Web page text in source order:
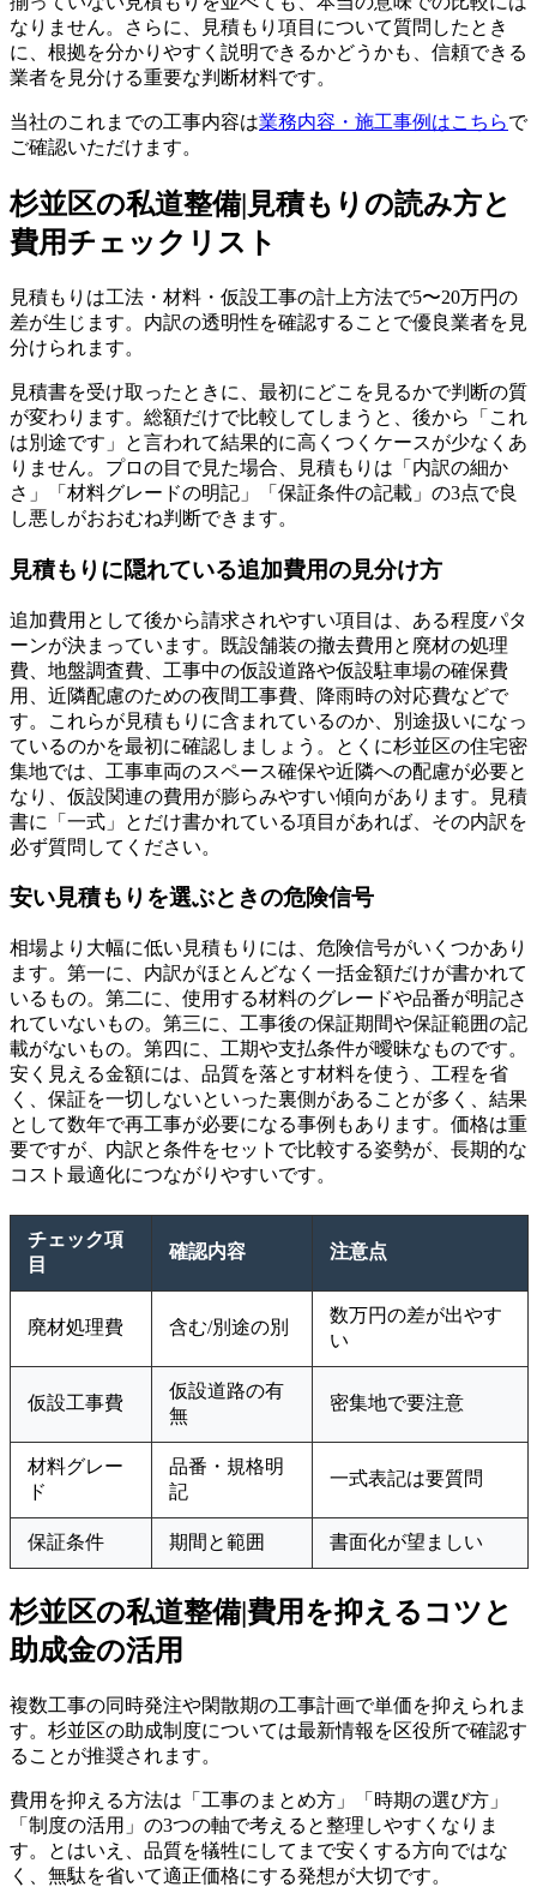
なりません。さらに、見積もり項目について質問したとき
に、根拠を分かりやすく説明できるかどうかも、信頼できる
業者を見分ける重要な判断材料です。
当社のこれまでの工事内容は業務内容・施工事例はこちらで
ご確認いただけます。
杉並区の私道整備|見積もりの読み方と
費用チェックリスト
見積もりは工法・材料・仮設工事の計上方法で5〜20万円の
差が生じます。内訳の透明性を確認することで優良業者を見
分けられます。
見積書を受け取ったときに、最初にどこを見るかで判断の質
が変わります。総額だけで比較してしまうと、後から「これ
は別途です」と言われて結果的に高くつくケースが少なくあ
りません。プロの目で見た場合、見積もりは「内訳の細か
さ」「材料グレードの明記」「保証条件の記載」の3点で良
し悪しがおおむね判断できます。
見積もりに隠れている追加費用の見分け方
追加費用として後から請求されやすい項目は、ある程度パタ
ーンが決まっています。既設舗装の撤去費用と廃材の処理
費、地盤調査費、工事中の仮設道路や仮設駐車場の確保費
用、近隣配慮のための夜間工事費、降雨時の対応費などで
す。これらが見積もりに含まれているのか、別途扱いになっ
ているのかを最初に確認しましょう。とくに杉並区の住宅密
集地では、工事車両のスペース確保や近隣への配慮が必要と
なり、仮設関連の費用が膨らみやすい傾向があります。見積
書に「一式」とだけ書かれている項目があれば、その内訳を
必ず質問してください。
安い見積もりを選ぶときの危険信号
相場より大幅に低い見積もりには、危険信号がいくつかあり
ます。第一に、内訳がほとんどなく一括金額だけが書かれて
いるもの。第二に、使用する材料のグレードや品番が明記さ
れていないもの。第三に、工事後の保証期間や保証範囲の記
載がないもの。第四に、工期や支払条件が曖昧なものです。
安く見える金額には、品質を落とす材料を使う、工程を省
く、保証を一切しないといった裏側があることが多く、結果
として数年で再工事が必要になる事例もあります。価格は重
要ですが、内訳と条件をセットで比較する姿勢が、長期的な
コスト最適化につながりやすいです。
チェック項
目
確認内容 注意点
廃材処理費 含む/別途の別
数万円の差が出やす
い
仮設工事費
仮設道路の有
無
密集地で要注意
材料グレー
ド
品番・規格明
記
一式表記は要質問
保証条件 期間と範囲 書面化が望ましい
杉並区の私道整備|費用を抑えるコツと
助成金の活用
複数工事の同時発注や閑散期の工事計画で単価を抑えられま
す。杉並区の助成制度については最新情報を区役所で確認す
ることが推奨されます。
費用を抑える方法は「工事のまとめ方」「時期の選び方」
「制度の活用」の3つの軸で考えると整理しやすくなりま
す。とはいえ、品質を犠牲にしてまで安くする方向ではな
く、無駄を省いて適正価格にする発想が大切です。